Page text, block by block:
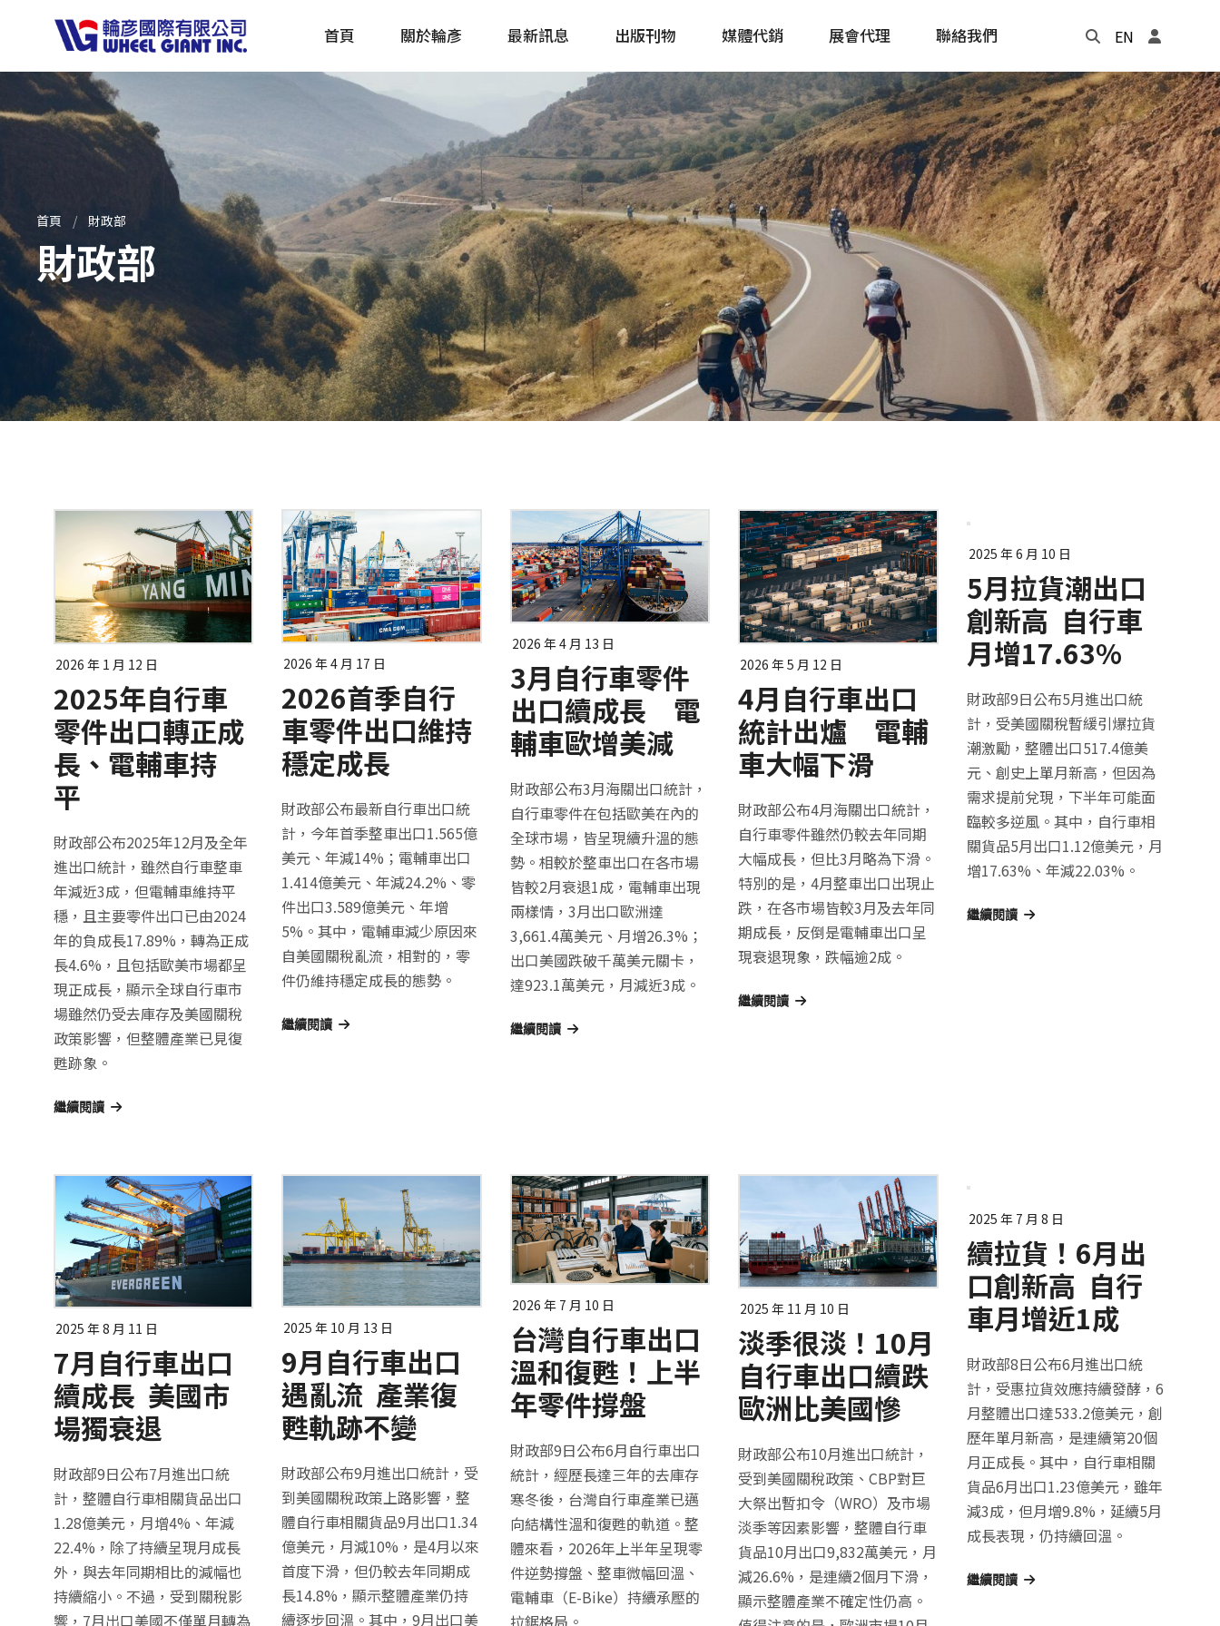
首頁 關於輪彥 最新訊息 出版刊物
產品採購指南 TBS
全球電動自行車專刊 EBS
自行車&電動車市場快訊
Bike & E-Bike Market
Update
單車誌 Cycling Update
簡體版 單車志 Bicycling
戶外探索 Outside
主題書籍
年度記事本
媒體代銷 展會代理 聯絡我們 EN
首頁 財政部
財政部
2026 年 1 月 12 日
2025年自行車
零件出口轉正成
長、電輔車持
平
財政部公布2025年12月及全年
進出口統計，雖然自行車整車
年減近3成，但電輔車維持平
穩，且主要零件出口已由2024
年的負成長17.89%，轉為正成
長4.6%，且包括歐美市場都呈
現正成長，顯示全球自行車市
場雖然仍受去庫存及美國關稅
政策影響，但整體產業已見復
甦跡象。
繼續閱讀
2026 年 4 月 17 日
2026首季自行
車零件出口維持
穩定成長
財政部公布最新自行車出口統
計，今年首季整車出口1.565億
美元、年減14%；電輔車出口
1.414億美元、年減24.2%、零
件出口3.589億美元、年增
5%。其中，電輔車減少原因來
自美國關稅亂流，相對的，零
件仍維持穩定成長的態勢。
繼續閱讀
2026 年 4 月 13 日
3月自行車零件
出口續成長 電
輔車歐增美減
財政部公布3月海關出口統計，
自行車零件在包括歐美在內的
全球市場，皆呈現續升溫的態
勢。相較於整車出口在各市場
皆較2月衰退1成，電輔車出現
兩樣情，3月出口歐洲達
3,661.4萬美元、月增26.3%；
出口美國跌破千萬美元關卡，
達923.1萬美元，月減近3成。
繼續閱讀
2026 年 5 月 12 日
4月自行車出口
統計出爐 電輔
車大幅下滑
財政部公布4月海關出口統計，
自行車零件雖然仍較去年同期
大幅成長，但比3月略為下滑。
特別的是，4月整車出口出現止
跌，在各市場皆較3月及去年同
期成長，反倒是電輔車出口呈
現衰退現象，跌幅逾2成。
繼續閱讀
2025 年 6 月 10 日
5月拉貨潮出口
創新高 自行車
月增17.63%
財政部9日公布5月進出口統
計，受美國關稅暫緩引爆拉貨
潮激勵，整體出口517.4億美
元、創史上單月新高，但因為
需求提前兌現，下半年可能面
臨較多逆風。其中，自行車相
關貨品5月出口1.12億美元，月
增17.63%、年減22.03%。
繼續閱讀
2025 年 8 月 11 日
7月自行車出口
續成長 美國市
場獨衰退
財政部9日公布7月進出口統
計，整體自行車相關貨品出口
1.28億美元，月增4%、年減
22.4%，除了持續呈現月成長
外，與去年同期相比的減幅也
持續縮小。不過，受到關稅影
響，7月出口美國不僅單月轉為
2025 年 10 月 13 日
9月自行車出口
遇亂流 產業復
甦軌跡不變
財政部公布9月進出口統計，受
到美國關稅政策上路影響，整
體自行車相關貨品9月出口1.34
億美元，月減10%，是4月以來
首度下滑，但仍較去年同期成
長14.8%，顯示整體產業仍持
續逐步回溫。其中，9月出口美
2026 年 7 月 10 日
台灣自行車出口
溫和復甦！上半
年零件撐盤
財政部9日公布6月自行車出口
統計，經歷長達三年的去庫存
寒冬後，台灣自行車產業已邁
向結構性溫和復甦的軌道。整
體來看，2026年上半年呈現零
件逆勢撐盤、整車微幅回溫、
電輔車（E-Bike）持續承壓的
拉鋸格局。
2025 年 11 月 10 日
淡季很淡！10月
自行車出口續跌
歐洲比美國慘
財政部公布10月進出口統計，
受到美國關稅政策、CBP對巨
大祭出暫扣令（WRO）及市場
淡季等因素影響，整體自行車
貨品10月出口9,832萬美元，月
減26.6%，是連續2個月下滑，
顯示整體產業不確定性仍高。
2025 年 7 月 8 日
續拉貨！6月出
口創新高 自行
車月增近1成
財政部8日公布6月進出口統
計，受惠拉貨效應持續發酵，6
月整體出口達533.2億美元，創
歷年單月新高，是連續第20個
月正成長。其中，自行車相關
貨品6月出口1.23億美元，雖年
減3成，但月增9.8%，延續5月
成長表現，仍持續回溫。
繼續閱讀